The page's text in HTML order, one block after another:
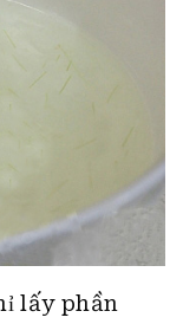
lấy phần